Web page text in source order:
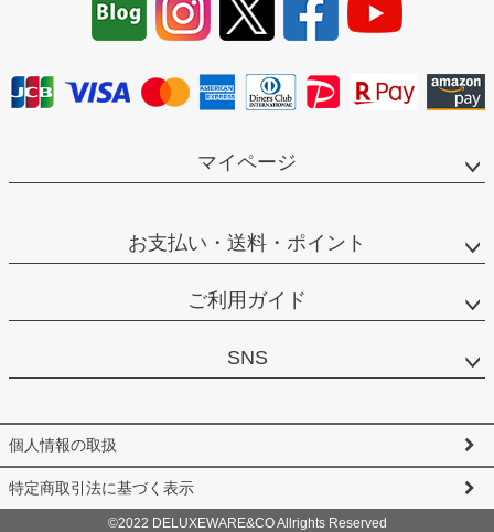
マイページ
お支払い・送料・ポイント
ご利用ガイド
SNS
個人情報の取扱
特定商取引法に基づく表示
©2022 DELUXEWARE&CO Allrights Reserved